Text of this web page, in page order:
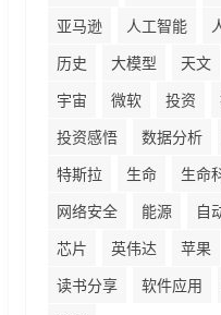
亚马逊
人工智能
历史
大模型 天文
宇宙
微软 投资
投资感悟
数据分析
特斯拉
生命 生命
网络安全
能源 自
芯片
英伟达 苹果
读书分享
软件应用